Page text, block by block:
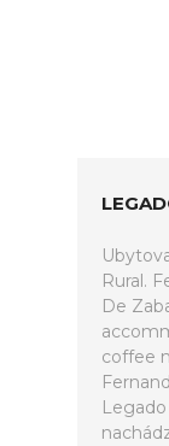
Rural.
De
coffee
Legado